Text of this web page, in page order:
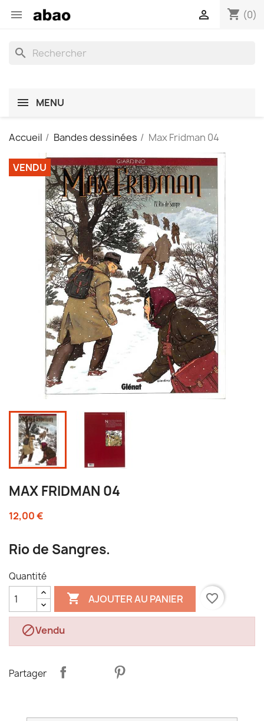
 shopping_cart (0)

search
MENU
Accueil Bandes dessinées Max Fridman 04
VENDU
MAX FRIDMAN 04
12,00 €
Rio de Sangres.
Quantité
 AJOUTER AU PANIER favorite_border
Vendu
Partager